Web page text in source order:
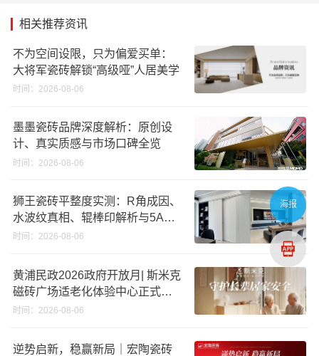
相关推荐资讯
不为空间设限，只为偏爱买单：
大将军瓷砖解锁“高级哑”人居美学
时间：2026-08-06
墨墨瓷砖品牌深度解析：原创设
计、真实质感与市场口碑全览
时间：2026-08-06
狮王瓷砖平整度实测：R角成因、
水波纹真相、辊棒印解析与5A标
准选购指南
时间：2026-08-06
黄浦民政2026政府开放月| 斯米克
磁砖广场适老化体验中心正式亮
相
时间：2026-08-06
逆势启新，稳赢新局｜宏陶瓷砖
海报